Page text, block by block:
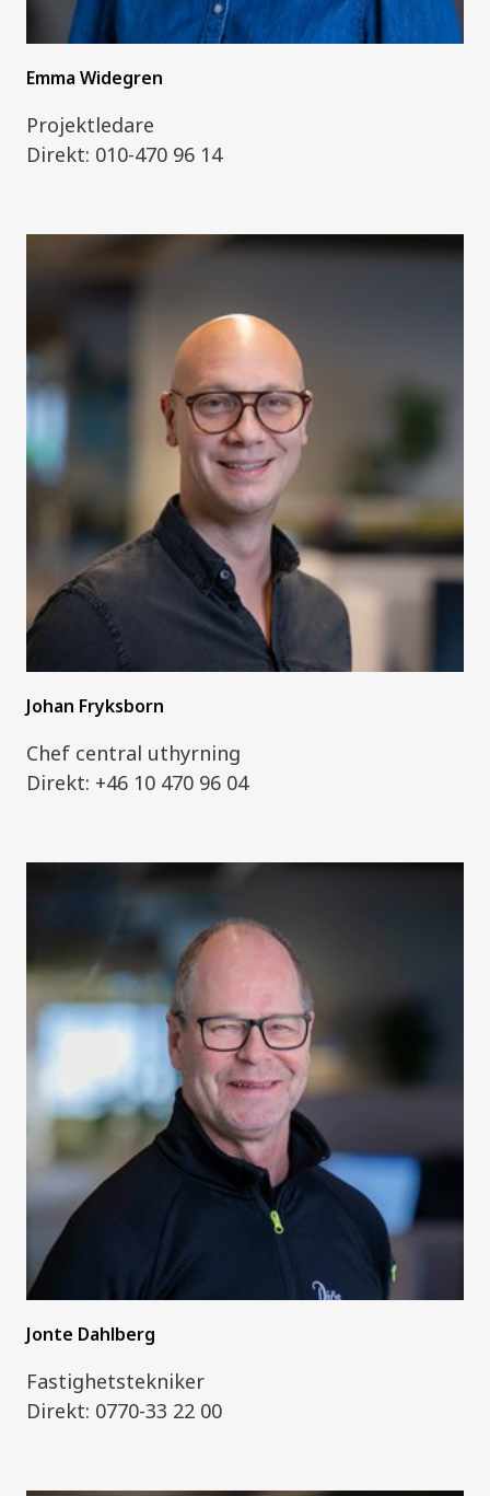
Emma Widegren
Projektledare
Direkt: 010-470 96 14
Johan Fryksborn
Chef central uthyrning
Direkt: +46 10 470 96 04
Jonte Dahlberg
Fastighetstekniker
Direkt: 0770-33 22 00